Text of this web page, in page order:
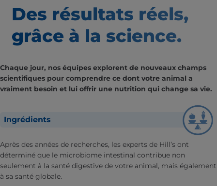
Des résultats réels,
grâce à la science.
Chaque jour, nos équipes explorent de nouveaux champs
scientifiques pour comprendre ce dont votre animal a
vraiment besoin et lui offrir une nutrition qui change sa vie.
Ingrédients
Après des années de recherches, les experts de Hill’s ont
déterminé que le microbiome intestinal contribue non
seulement à la santé digestive de votre animal, mais également
à sa santé globale.